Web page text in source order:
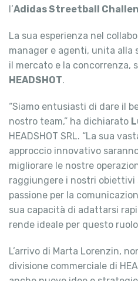
l’Adidas Streetball
La sua esperienza nel
manager e agenti, unita alla
il mercato e la concorrenza,
HEADSHOT.
“Siamo entusiasti di dare il
nostro team,” ha dichiarato
HEADSHOT SRL. “La sua
approccio innovativo
migliorare le nostre
raggiungere i nostri obiettivi
passione per la
sua capacità di adattarsi
rende ideale per questo ruolo
L’arrivo di Marta Lorenzin,
divisione commerciale di